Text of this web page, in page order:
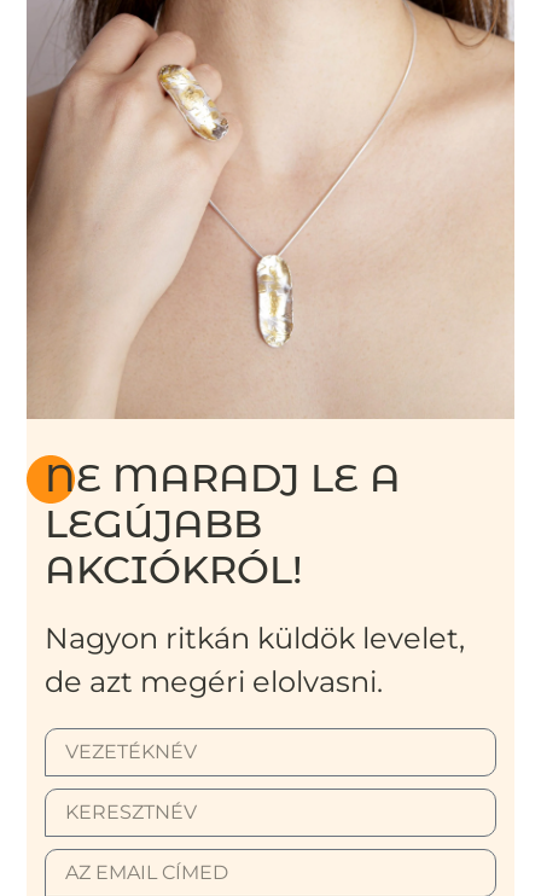
NE MARADJ LE A
LEGÚJABB
AKCIÓKRÓL!
Nagyon ritkán küldök levelet,
de azt megéri elolvasni.